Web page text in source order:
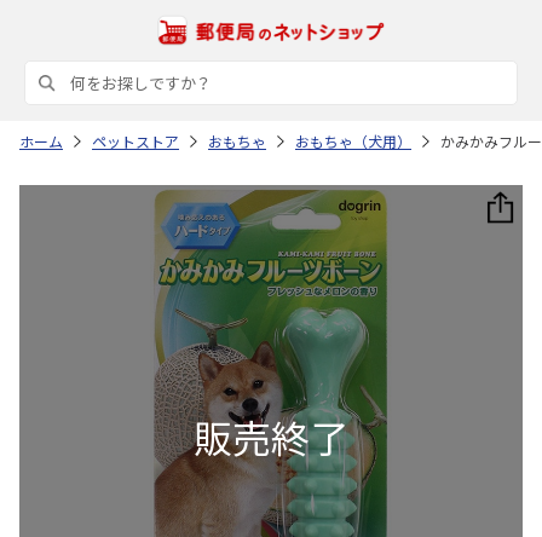
ホーム ペットストア おもちゃ おもちゃ（犬用） かみかみフル